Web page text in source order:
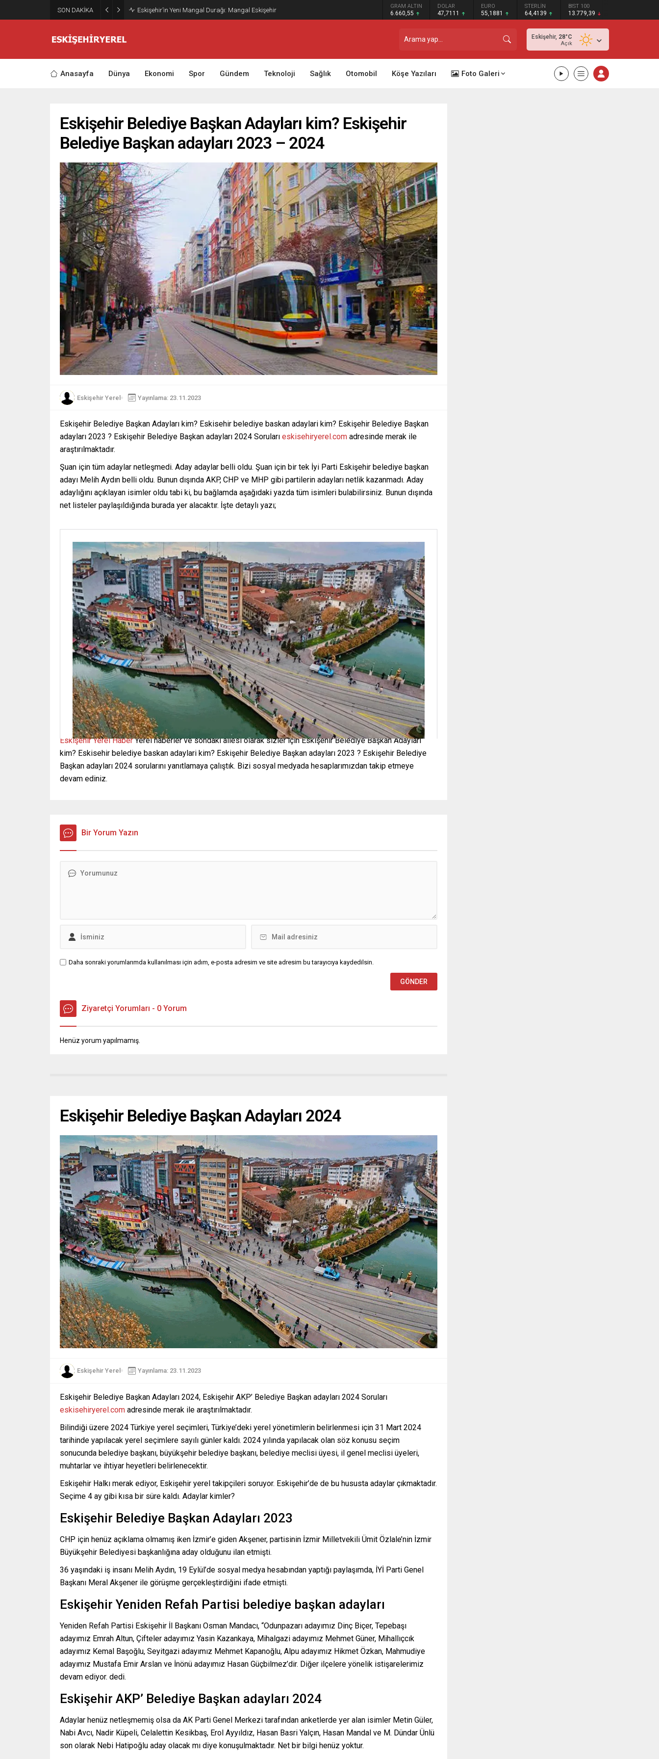
SON DAKİKA Eskişehir’in Yeni Mangal Durağı: Mangal Eskişehir GRAM ALTIN
6.660,55
DOLAR
47,7111
EURO
55,1881
STERLİN
64,4139
BIST 100
13.779,39
Eskişehir, 28°C
Açık
Anasayfa Dünya Ekonomi Spor Gündem Teknoloji Sağlık Otomobil Köşe Yazıları Foto Galeri
Eskişehir Belediye Başkan Adayları kim? Eskişehir
Belediye Başkan adayları 2023 – 2024
Eskişehir Yerel Yayınlama: 23.11.2023
Eskişehir Belediye Başkan Adayları kim? Eskisehir belediye baskan adaylari kim? Eskişehir Belediye Başkan
adayları 2023 ? Eskişehir Belediye Başkan adayları 2024 Soruları eskisehiryerel.com adresinde merak ile
araştırılmaktadır.
Şuan için tüm adaylar netleşmedi. Aday adaylar belli oldu. Şuan için bir tek İyi Parti Eskişehir belediye başkan
adayı Melih Aydın belli oldu. Bunun dışında AKP, CHP ve MHP gibi partilerin adayları netlik kazanmadı. Aday
adaylığını açıklayan isimler oldu tabi ki, bu bağlamda aşağıdaki yazda tüm isimleri bulabilirsiniz. Bunun dışında
net listeler paylaşıldığında burada yer alacaktır. İşte detaylı yazı;
Eskişehir Yerel HaberYerel haberler ve sondaki ailesi olarak sizler için Eskişehir Belediye Başkan Adayları
kim? Eskisehir belediye baskan adaylari kim? Eskişehir Belediye Başkan adayları 2023 ? Eskişehir Belediye
Başkan adayları 2024 sorularını yanıtlamaya çalıştık. Bizi sosyal medyada hesaplarımızdan takip etmeye
devam ediniz.
Bir Yorum Yazın
Daha sonraki yorumlarımda kullanılması için adım, e-posta adresim ve site adresim bu tarayıcıya kaydedilsin.
Ziyaretçi Yorumları - 0 Yorum
Henüz yorum yapılmamış.
Eskişehir Belediye Başkan Adayları 2024
Eskişehir Yerel Yayınlama: 23.11.2023
Eskişehir Belediye Başkan Adayları 2024, Eskişehir AKP’ Belediye Başkan adayları 2024 Soruları
eskisehiryerel.com adresinde merak ile araştırılmaktadır.
Bilindiği üzere 2024 Türkiye yerel seçimleri, Türkiye’deki yerel yönetimlerin belirlenmesi için 31 Mart 2024
tarihinde yapılacak yerel seçimlere sayılı günler kaldı. 2024 yılında yapılacak olan söz konusu seçim
sonucunda belediye başkanı, büyükşehir belediye başkanı, belediye meclisi üyesi, il genel meclisi üyeleri,
muhtarlar ve ihtiyar heyetleri belirlenecektir.
Eskişehir Halkı merak ediyor, Eskişehir yerel takipçileri soruyor. Eskişehir’de de bu hususta adaylar çıkmaktadır.
Seçime 4 ay gibi kısa bir süre kaldı. Adaylar kimler?
Eskişehir Belediye Başkan Adayları 2023
CHP için henüz açıklama olmamış iken İzmir’e giden Akşener, partisinin İzmir Milletvekili Ümit Özlale’nin İzmir
Büyükşehir Belediyesi başkanlığına aday olduğunu ilan etmişti.
36 yaşındaki iş insanı Melih Aydın, 19 Eylül’de sosyal medya hesabından yaptığı paylaşımda, İYİ Parti Genel
Başkanı Meral Akşener ile görüşme gerçekleştirdiğini ifade etmişti.
Eskişehir Yeniden Refah Partisi belediye başkan adayları
Yeniden Refah Partisi Eskişehir İl Başkanı Osman Mandacı, “Odunpazarı adayımız Dinç Biçer, Tepebaşı
adayımız Emrah Altun, Çifteler adayımız Yasin Kazankaya, Mihalgazi adayımız Mehmet Güner, Mihallıçcık
adayımız Kemal Başoğlu, Seyitgazi adayımız Mehmet Kapanoğlu, Alpu adayımız Hikmet Özkan, Mahmudiye
adayımız Mustafa Emir Arslan ve İnönü adayımız Hasan Güçbilmez’dir. Diğer ilçelere yönelik istişarelerimiz
devam ediyor. dedi.
Eskişehir AKP’ Belediye Başkan adayları 2024
Adaylar henüz netleşmemiş olsa da AK Parti Genel Merkezi tarafından anketlerde yer alan isimler Metin Güler,
Nabi Avcı, Nadir Küpeli, Celalettin Kesikbaş, Erol Ayyıldız, Hasan Basri Yalçın, Hasan Mandal ve M. Dündar Ünlü
son olarak Nebi Hatipoğlu aday olacak mı diye konuşulmaktadır. Net bir bilgi henüz yoktur.